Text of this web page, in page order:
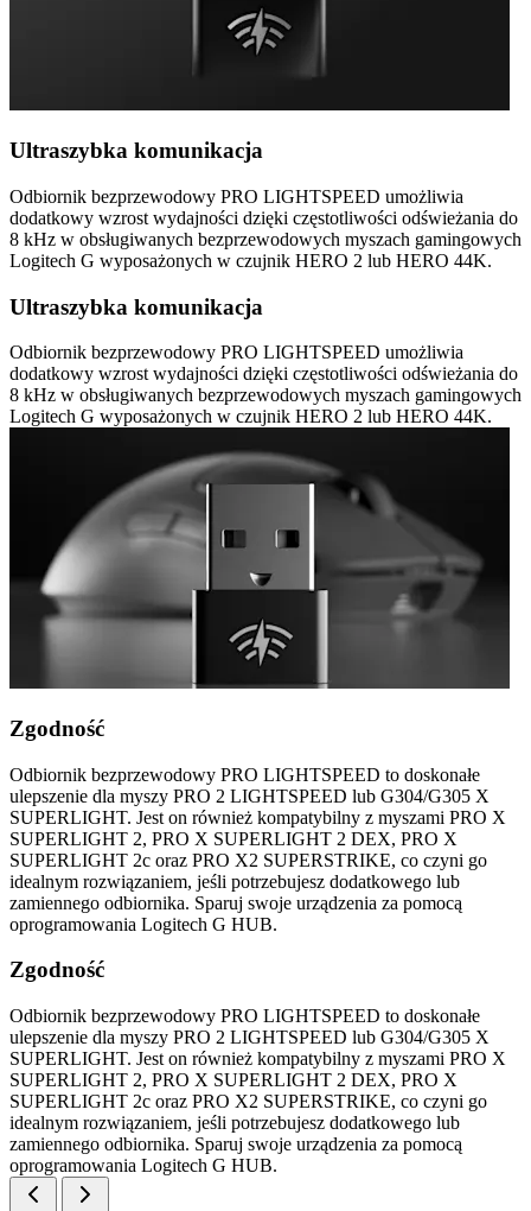
Ultraszybka komunikacja
Odbiornik bezprzewodowy PRO LIGHTSPEED umożliwia
dodatkowy wzrost wydajności dzięki częstotliwości odświeżania do
8 kHz w obsługiwanych bezprzewodowych myszach gamingowych
Logitech G wyposażonych w czujnik HERO 2 lub HERO 44K.
Ultraszybka komunikacja
Odbiornik bezprzewodowy PRO LIGHTSPEED umożliwia
dodatkowy wzrost wydajności dzięki częstotliwości odświeżania do
8 kHz w obsługiwanych bezprzewodowych myszach gamingowych
Logitech G wyposażonych w czujnik HERO 2 lub HERO 44K.
Zgodność
Odbiornik bezprzewodowy PRO LIGHTSPEED to doskonałe
ulepszenie dla myszy PRO 2 LIGHTSPEED lub G304/G305 X
SUPERLIGHT. Jest on również kompatybilny z myszami PRO X
SUPERLIGHT 2, PRO X SUPERLIGHT 2 DEX, PRO X
SUPERLIGHT 2c oraz PRO X2 SUPERSTRIKE, co czyni go
idealnym rozwiązaniem, jeśli potrzebujesz dodatkowego lub
zamiennego odbiornika. Sparuj swoje urządzenia za pomocą
oprogramowania Logitech G HUB.
Zgodność
Odbiornik bezprzewodowy PRO LIGHTSPEED to doskonałe
ulepszenie dla myszy PRO 2 LIGHTSPEED lub G304/G305 X
SUPERLIGHT. Jest on również kompatybilny z myszami PRO X
SUPERLIGHT 2, PRO X SUPERLIGHT 2 DEX, PRO X
SUPERLIGHT 2c oraz PRO X2 SUPERSTRIKE, co czyni go
idealnym rozwiązaniem, jeśli potrzebujesz dodatkowego lub
zamiennego odbiornika. Sparuj swoje urządzenia za pomocą
oprogramowania Logitech G HUB.